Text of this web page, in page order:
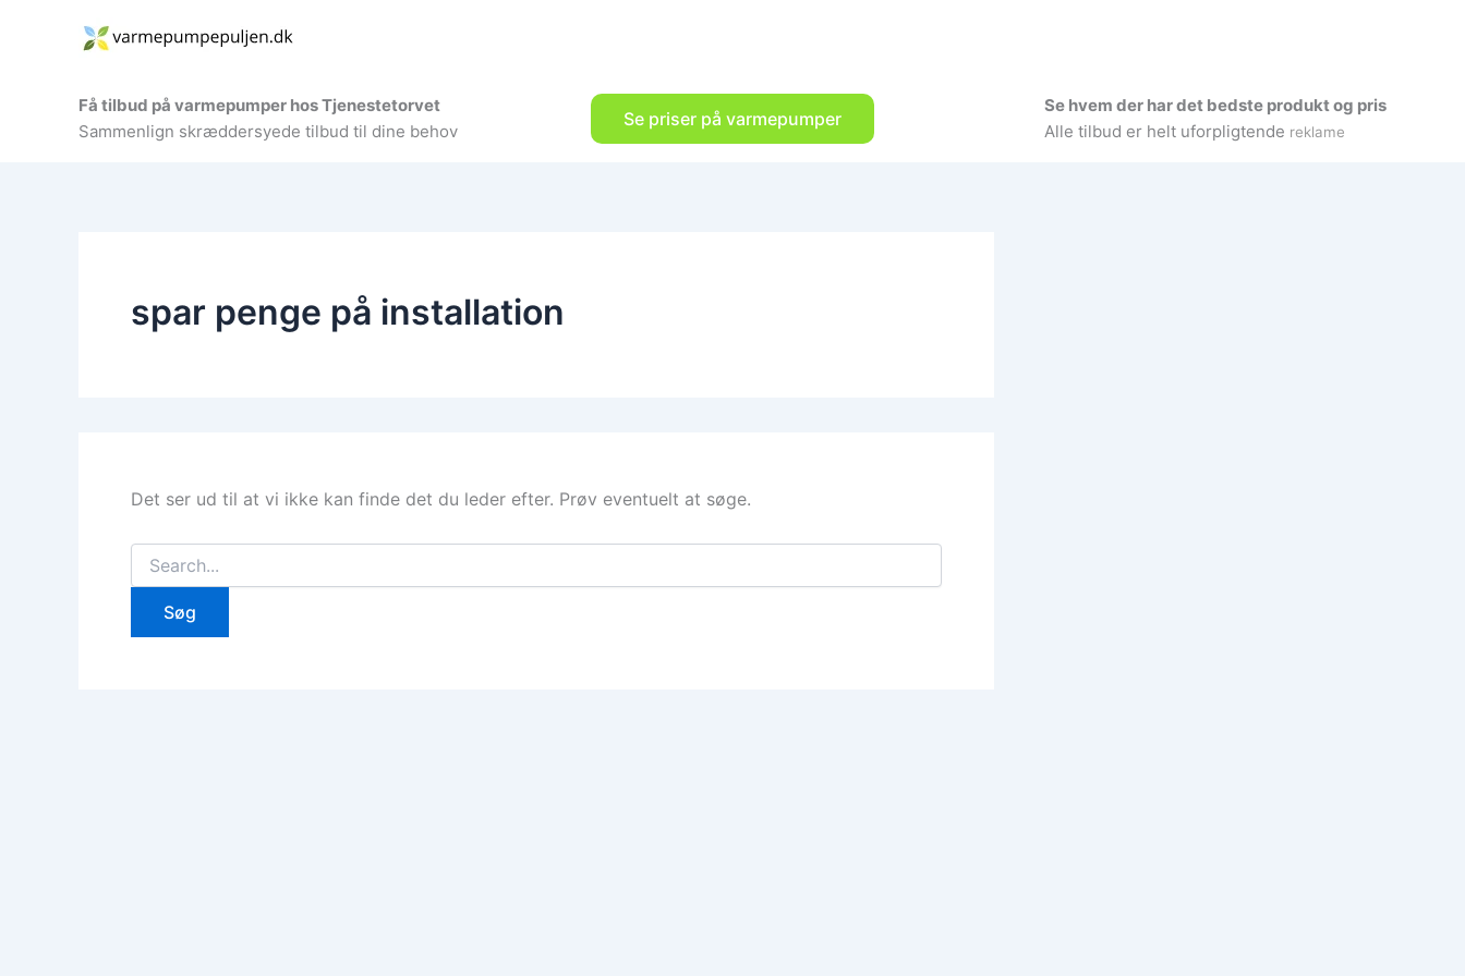
Få tilbud på varmepumper hos Tjenestetorvet
Sammenlign skræddersyede tilbud til dine behov
Se priser på varmepumper
Se hvem der har det bedste produkt og pris
Alle tilbud er helt uforpligtende reklame
spar penge på installation
Det ser ud til at vi ikke kan finde det du leder efter. Prøv eventuelt at søge.
Søg
efter: